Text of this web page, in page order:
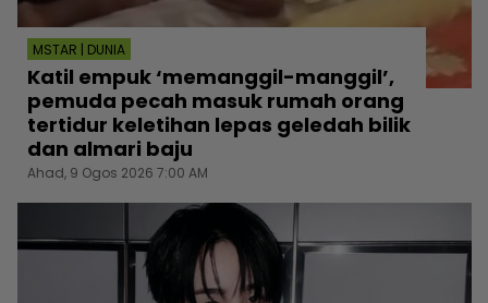
MSTAR | DUNIA
Katil empuk ‘memanggil-manggil’,
pemuda pecah masuk rumah orang
tertidur keletihan lepas geledah bilik
dan almari baju
Ahad, 9 Ogos 2026 7:00 AM